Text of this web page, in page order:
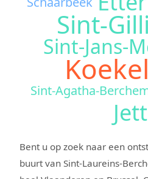
Sint-
Sint-Jans-
Sint-Agatha-
Bent u op zoek naar een
buurt van Sint-Laureins-